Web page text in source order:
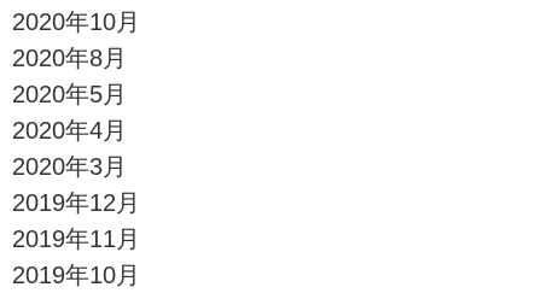
2020年10月
2020年8月
2020年5月
2020年4月
2020年3月
2019年12月
2019年11月
2019年10月